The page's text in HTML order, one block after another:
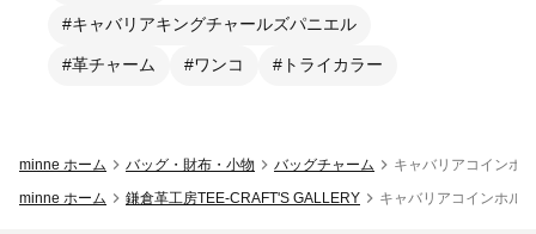
#キャバリアキングチャールズパニエル
#革チャーム #ワンコ #トライカラー
minne ホーム バッグ・財布・小物 バッグチャーム
キャバリアコインホ
minne ホーム
鎌倉革工房TEE-CRAFT'S GALLERY キャバリアコインホル